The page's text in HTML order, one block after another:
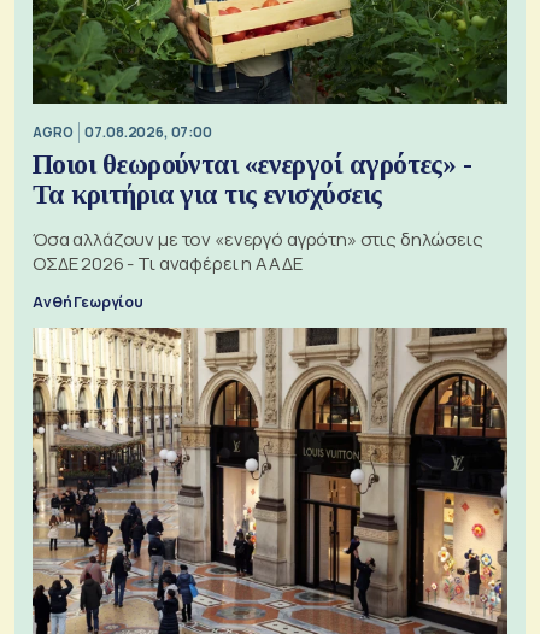
AGRO 07.08.2026, 07:00
Ποιοι θεωρούνται «ενεργοί αγρότες» -
Τα κριτήρια για τις ενισχύσεις
Όσα αλλάζουν με τον «ενεργό αγρότη» στις δηλώσεις
ΟΣΔΕ 2026 - Τι αναφέρει η ΑΑΔΕ
Ανθή Γεωργίου